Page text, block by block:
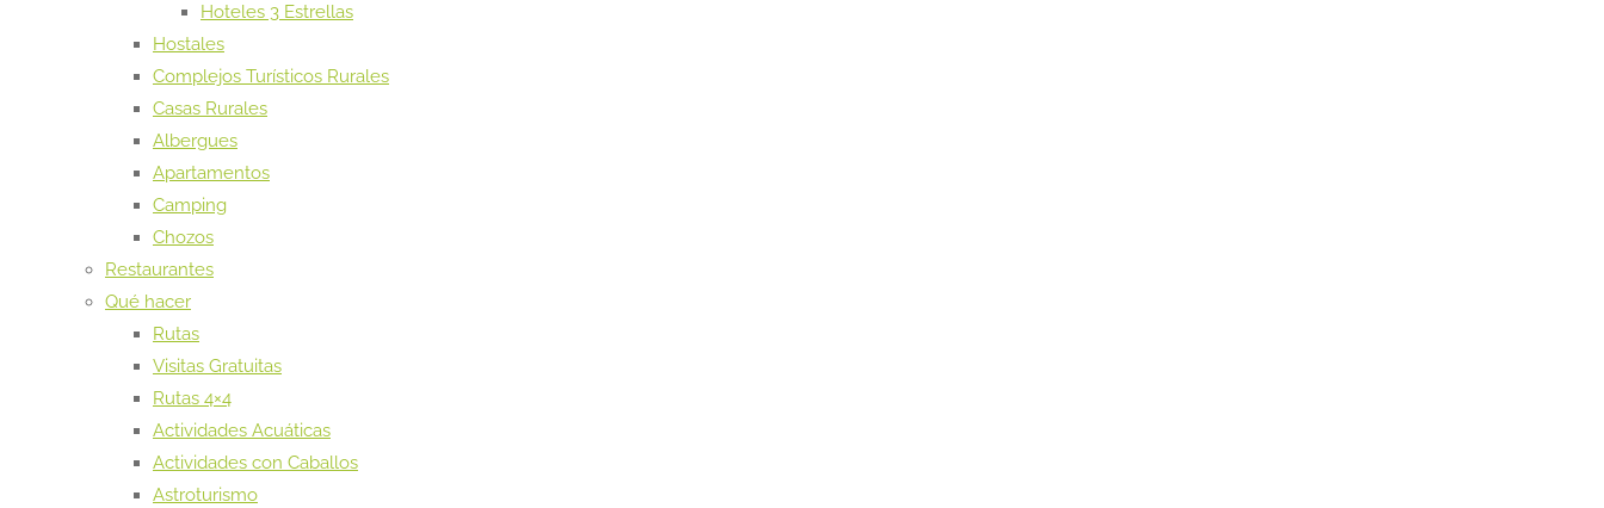
Hoteles 3 Estrellas
Hostales
Complejos Turísticos Rurales
Casas Rurales
Albergues
Apartamentos
Camping
Chozos
Restaurantes
Qué hacer
Rutas
Visitas Gratuitas
Rutas 4×4
Actividades Acuáticas
Actividades con Caballos
Astroturismo